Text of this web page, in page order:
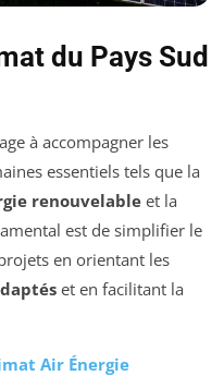
du Pays Sud
à accompagner les
essentiels tels que la
renouvelable et la
est de simplifier le
en orientant les
et en facilitant la
Air Énergie